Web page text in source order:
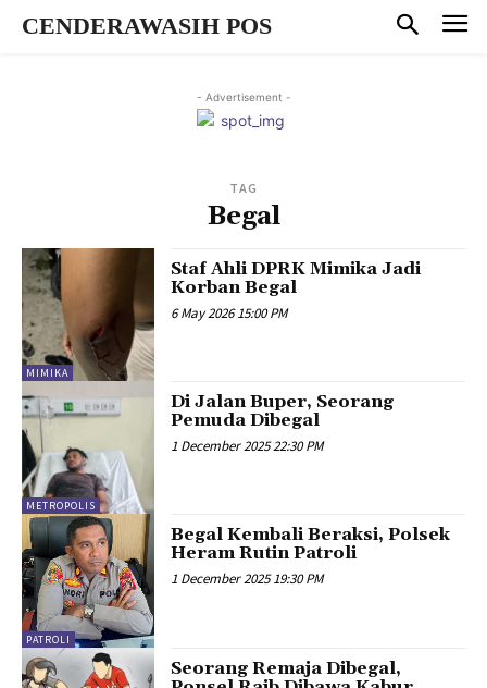
CENDERAWASIH POS
- Advertisement -
TAG
Begal
MIMIKA
Staf Ahli DPRK Mimika Jadi
Korban Begal
6 May 2026 15:00 PM
METROPOLIS
Di Jalan Buper, Seorang
Pemuda Dibegal
1 December 2025 22:30 PM
PATROLI
Begal Kembali Beraksi, Polsek
Heram Rutin Patroli
1 December 2025 19:30 PM
Seorang Remaja Dibegal,